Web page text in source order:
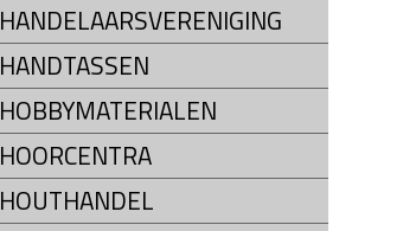
HANDELAARSVERENIGING
HANDTASSEN
HOBBYMATERIALEN
HOORCENTRA
HOUTHANDEL